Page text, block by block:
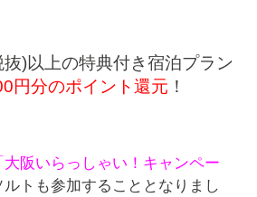
)以上の特典付き宿泊プラン
円分のポイント還元 ！
大阪いらっしゃい！キャンペー
トも参加することとなりまし